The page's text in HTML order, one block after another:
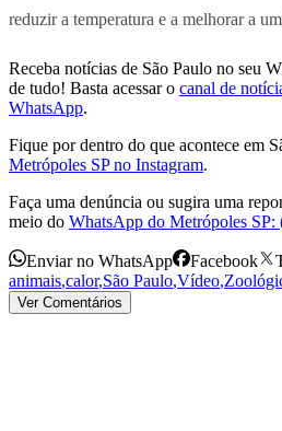
reduzir a temperatura e a melhorar a
Receba notícias de São Paulo no seu
de tudo! Basta acessar o canal de
WhatsApp.
Fique por dentro do que acontece em
Metrópoles SP no Instagram.
Faça uma denúncia ou sugira uma
meio do WhatsApp do Metrópoles SP:
Enviar no WhatsApp Facebook
animais,calor,São Paulo,Vídeo,
Ver Comentários